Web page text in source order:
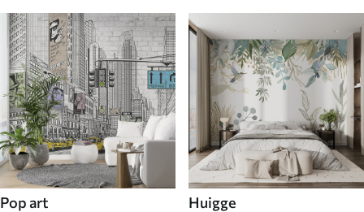
Pop art Huigge